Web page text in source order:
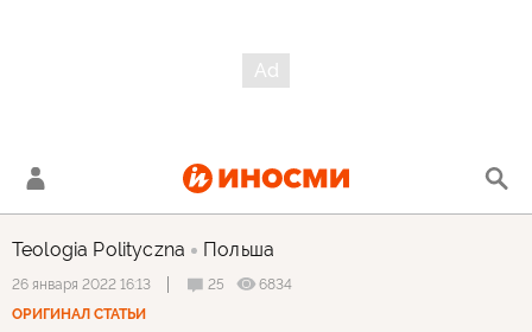
Teologia Polityczna Польша
26 января 2022 16:13 25
6834
ОРИГИНАЛ СТАТЬИ